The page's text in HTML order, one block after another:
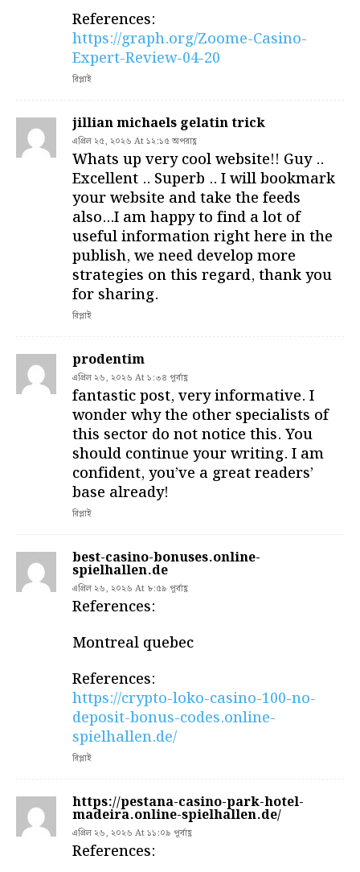
References:
https://graph.org/Zoome-Casino-
Expert-Review-04-20
রিপ্লাই
jillian michaels gelatin trick
এপ্রিল ২৫, ২০২৬ At ১২:১৫ অপরাহ্ণ
Whats up very cool website!! Guy ..
Excellent .. Superb .. I will bookmark
your website and take the feeds
also…I am happy to find a lot of
useful information right here in the
publish, we need develop more
strategies on this regard, thank you
for sharing.
রিপ্লাই
prodentim
এপ্রিল ২৬, ২০২৬ At ১:৩৪ পূর্বাহ্ণ
fantastic post, very informative. I
wonder why the other specialists of
this sector do not notice this. You
should continue your writing. I am
confident, you’ve a great readers’
base already!
রিপ্লাই
best-casino-bonuses.online-
spielhallen.de
এপ্রিল ২৬, ২০২৬ At ৮:৫৯ পূর্বাহ্ণ
References:
Montreal quebec
References:
https://crypto-loko-casino-100-no-
deposit-bonus-codes.online-
spielhallen.de/
রিপ্লাই
https://pestana-casino-park-hotel-
madeira.online-spielhallen.de/
এপ্রিল ২৬, ২০২৬ At ১১:০৯ পূর্বাহ্ণ
References: